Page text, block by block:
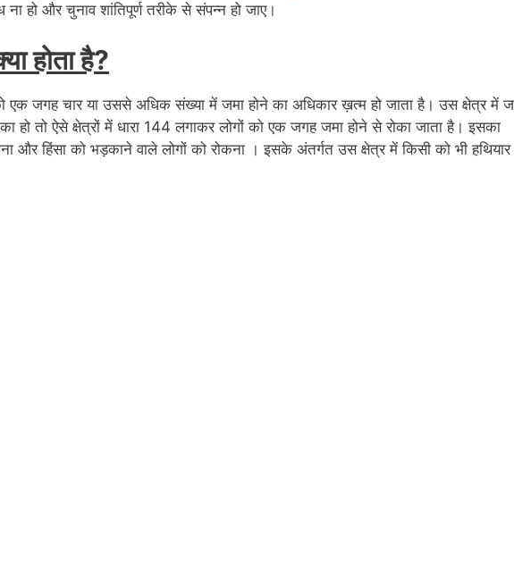
ना हो और चुनाव शांतिपूर्ण तरीके से संपन्न हो जाए।
होता है?
एक जगह चार या उससे अधिक संख्या में जमा होने का अधिकार ख़त्म हो जाता है। उस क्षेत्र में
हो तो ऐसे क्षेत्रों में धारा 144 लगाकर लोगों को एक जगह जमा होने से रोका जाता है। इसका
और हिंसा को भड़काने वाले लोगों को रोकना । इसके अंतर्गत उस क्षेत्र में किसी को भी